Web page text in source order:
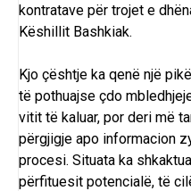
kontratave për trojet e
Këshillit Bashkiak.
Kjo çështje ka qenë një
të pothuajse çdo
vitit të kaluar, por deri më
përgjigje apo informacion
procesi. Situata ka
përfituesit potencialë, të